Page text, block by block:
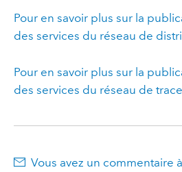
Pour en savoir plus sur la
des services du réseau de
Pour en savoir plus sur la
des services du réseau de
Vous avez un commentaire